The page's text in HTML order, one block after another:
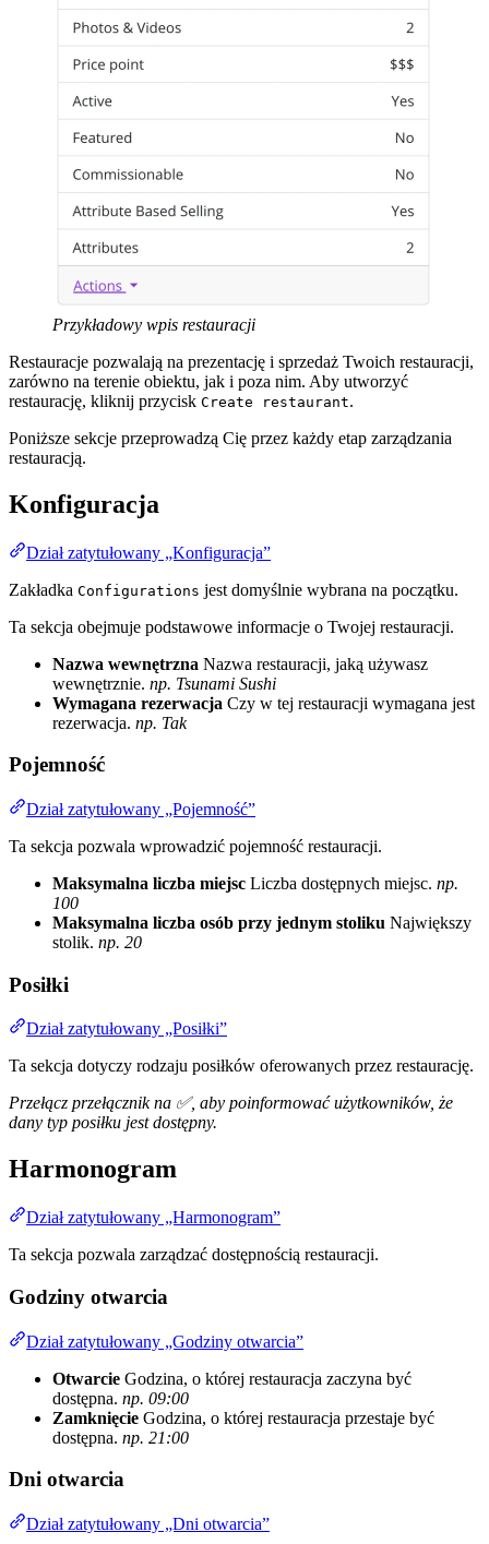
Przykładowy wpis restauracji
Restauracje pozwalają na prezentację i sprzedaż Twoich restauracji,
zarówno na terenie obiektu, jak i poza nim. Aby utworzyć
restaurację, kliknij przycisk Create restaurant.
Poniższe sekcje przeprowadzą Cię przez każdy etap zarządzania
restauracją.
Konfiguracja
Dział zatytułowany „Konfiguracja”
Zakładka Configurations jest domyślnie wybrana na początku.
Ta sekcja obejmuje podstawowe informacje o Twojej restauracji.
Nazwa wewnętrzna Nazwa restauracji, jaką używasz
wewnętrznie. np. Tsunami Sushi
Wymagana rezerwacja Czy w tej restauracji wymagana jest
rezerwacja. np. Tak
Pojemność
Dział zatytułowany „Pojemność”
Ta sekcja pozwala wprowadzić pojemność restauracji.
Maksymalna liczba miejsc Liczba dostępnych miejsc. np.
100
Maksymalna liczba osób przy jednym stoliku Największy
stolik. np. 20
Posiłki
Dział zatytułowany „Posiłki”
Ta sekcja dotyczy rodzaju posiłków oferowanych przez restaurację.
Przełącz przełącznik na ✅, aby poinformować użytkowników, że
dany typ posiłku jest dostępny.
Harmonogram
Dział zatytułowany „Harmonogram”
Ta sekcja pozwala zarządzać dostępnością restauracji.
Godziny otwarcia
Dział zatytułowany „Godziny otwarcia”
Otwarcie Godzina, o której restauracja zaczyna być
dostępna. np. 09:00
Zamknięcie Godzina, o której restauracja przestaje być
dostępna. np. 21:00
Dni otwarcia
Dział zatytułowany „Dni otwarcia”